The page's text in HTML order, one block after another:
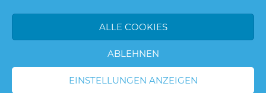
ALLE COOKIES
ABLEHNEN
EINSTELLUNGEN ANZEIGEN